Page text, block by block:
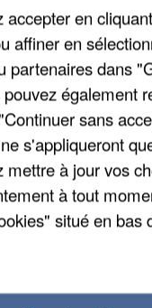
accepter en
affiner en
partenaires dans
également
sans
s'appliqueront
mettre à jour vos
à tout
situé en bas